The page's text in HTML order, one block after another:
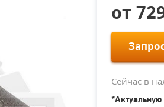
от
Сейчас в
*Актуальную